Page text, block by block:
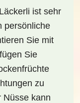
ist sehr
persönliche
Sie mit
Sie
zu
Nüsse kann